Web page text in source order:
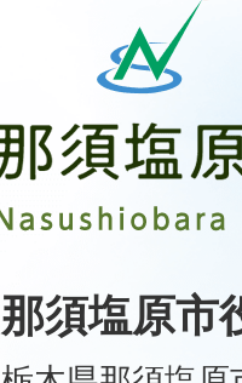
City
那須塩原市